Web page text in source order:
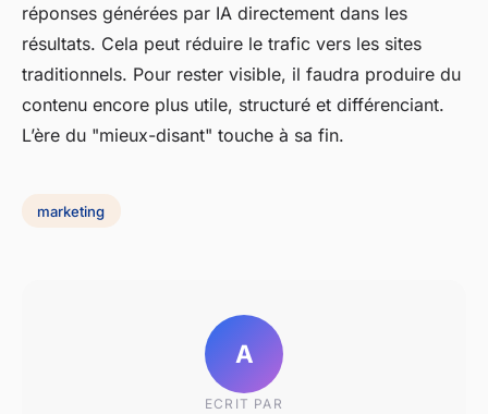
réponses générées par IA directement dans les
résultats. Cela peut réduire le trafic vers les sites
traditionnels. Pour rester visible, il faudra produire du
contenu encore plus utile, structuré et différenciant.
L’ère du "mieux-disant" touche à sa fin.
marketing
A
ECRIT PAR